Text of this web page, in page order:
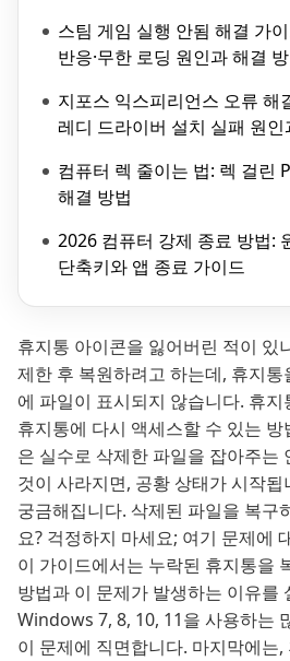
스팀 게임 실행 안됨 해결 가
반응·무한 로딩 원인과 해결
지포스 익스피리언스 오류 해
레디 드라이버 설치 실패 원인
컴퓨터 렉 줄이는 법: 렉 걸린
해결 방법
2026 컴퓨터 강제 종료 방법:
단축키와 앱 종료 가이드
휴지통 아이콘을 잃어버린 적이 있
제한 후 복원하려고 하는데, 휴지통
에 파일이 표시되지 않습니다. 휴
휴지통에 다시 액세스할 수 있는
은 실수로 삭제한 파일을 잡아주는
것이 사라지면, 공황 상태가 시작
궁금해집니다. 삭제된 파일을 복구
요? 걱정하지 마세요; 여기 문제에
이 가이드에서는 누락된 휴지통을
방법과 이 문제가 발생하는 이유를
Windows 7, 8, 10, 11을 사용하는
이 문제에 직면합니다. 마지막에는